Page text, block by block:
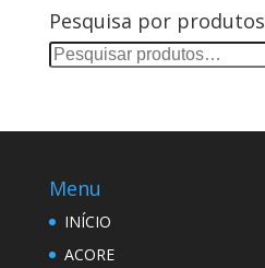
Pesquisa por produtos
Pesquisar
Menu
INÍCIO
ACORE